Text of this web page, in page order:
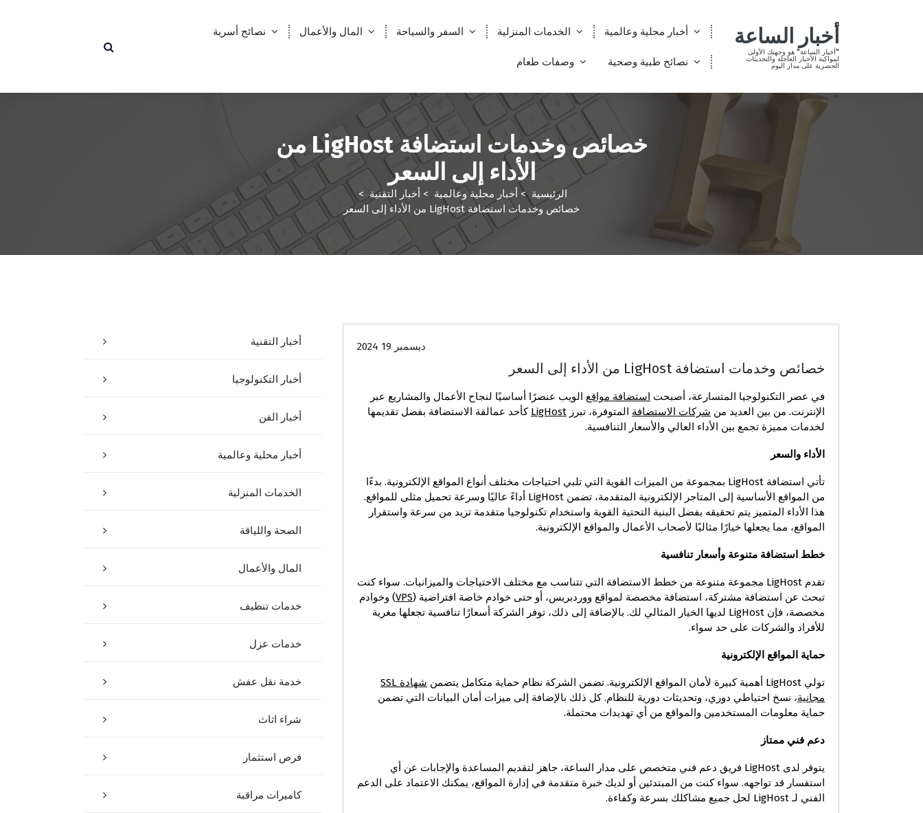
أخبار الساعة
"أخبار الساعة" هو وجهتك الأولى
لمواكبة الأخبار العاجلة والتحديثات
الحصرية على مدار اليوم
أخبار محلية وعالمية الخدمات المنزلية السفر والسياحة المال والأعمال نصائح أسرية
نصائح طبية وصحية وصفات طعام
خصائص وخدمات استضافة LigHost من
الأداء إلى السعر
الرئيسية > أخبار محلية وعالمية > أخبار التقنية>
خصائص وخدمات استضافة LigHost من الأداء إلى السعر
ديسمبر 19 2024
خصائص وخدمات استضافة LigHost من الأداء إلى السعر
في عصر التكنولوجيا المتسارعة، أصبحت استضافة مواقع الويب عنصرًا أساسيًا لنجاح الأعمال والمشاريع عبر
الإنترنت. من بين العديد من شركات الاستضافة المتوفرة، تبرز LigHost كأحد عمالقة الاستضافة بفضل تقديمها
لخدمات مميزة تجمع بين الأداء العالي والأسعار التنافسية.
الأداء والسعر
تأتي استضافة LigHost بمجموعة من الميزات القوية التي تلبي احتياجات مختلف أنواع المواقع الإلكترونية. بدءًا
من المواقع الأساسية إلى المتاجر الإلكترونية المتقدمة، تضمن LigHost أداءً عاليًا وسرعة تحميل مثلى للمواقع.
هذا الأداء المتميز يتم تحقيقه بفضل البنية التحتية القوية واستخدام تكنولوجيا متقدمة تزيد من سرعة واستقرار
المواقع، مما يجعلها خيارًا مثاليًا لأصحاب الأعمال والمواقع الإلكترونية.
خطط استضافة متنوعة وأسعار تنافسية
تقدم LigHost مجموعة متنوعة من خطط الاستضافة التي تتناسب مع مختلف الاحتياجات والميزانيات. سواء كنت
تبحث عن استضافة مشتركة، استضافة مخصصة لمواقع ووردبريس، أو حتى خوادم خاصة افتراضية (VPS) وخوادم
مخصصة، فإن LigHost لديها الخيار المثالي لك. بالإضافة إلى ذلك، توفر الشركة أسعارًا تنافسية تجعلها مغرية
للأفراد والشركات على حد سواء.
حماية المواقع الإلكترونية
تولي LigHost أهمية كبيرة لأمان المواقع الإلكترونية. تضمن الشركة نظام حماية متكامل يتضمن
شهادة SSL
مجانية، نسخ احتياطي دوري، وتحديثات دورية للنظام. كل ذلك بالإضافة إلى ميزات أمان البيانات التي تضمن
حماية معلومات المستخدمين والمواقع من أي تهديدات محتملة.
دعم فني ممتاز
يتوفر لدى LigHost فريق دعم فني متخصص على مدار الساعة، جاهز لتقديم المساعدة والإجابات عن أي
استفسار قد تواجهه. سواء كنت من المبتدئين أو لديك خبرة متقدمة في إدارة المواقع، يمكنك الاعتماد على الدعم
الفني لـ LigHost لحل جميع مشاكلك بسرعة وكفاءة.
أخبار التقنية
أخبار التكنولوجيا
أخبار الفن
أخبار محلية وعالمية
الخدمات المنزلية
الصحة واللياقة
المال والأعمال
خدمات تنظيف
خدمات عزل
خدمة نقل عفش
شراء اثاث
فرص استثمار
كاميرات مراقبة